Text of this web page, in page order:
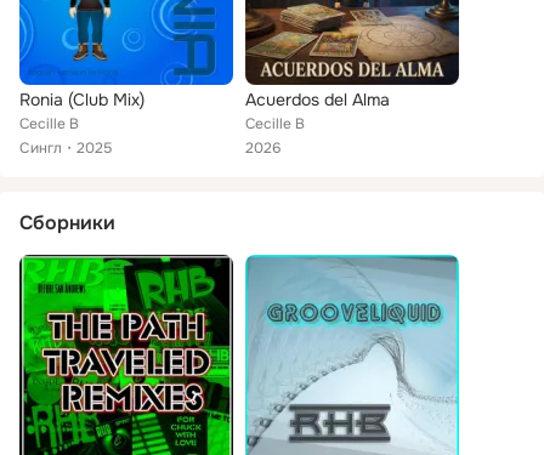
Ronia (Club Mix)
Cecille B
Сингл
2025
Acuerdos del Alma
Cecille B
2026
Сборники